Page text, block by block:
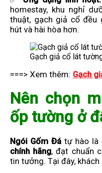
homestay, khu nghỉ
thuật, gạch giả cổ đều
hút và hài hòa hơn.
Gạch giả cổ lát
===> Xem thêm: Gạch
Nên chọn
ốp tường ở
Ngói Gốm Đá tự hào là
chính hãng, đạt chuẩn
tin tưởng. Tại đây,